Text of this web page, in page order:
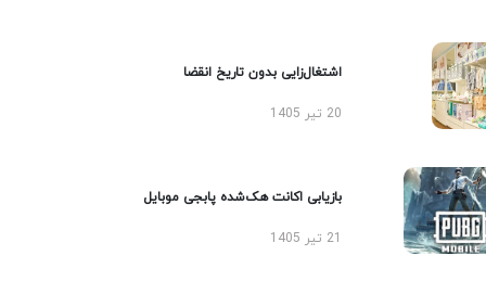
اشتغال‌زایی بدون تاریخ انقضا
20 تیر 1405
بازیابی اکانت هک‌شده پابجی موبایل